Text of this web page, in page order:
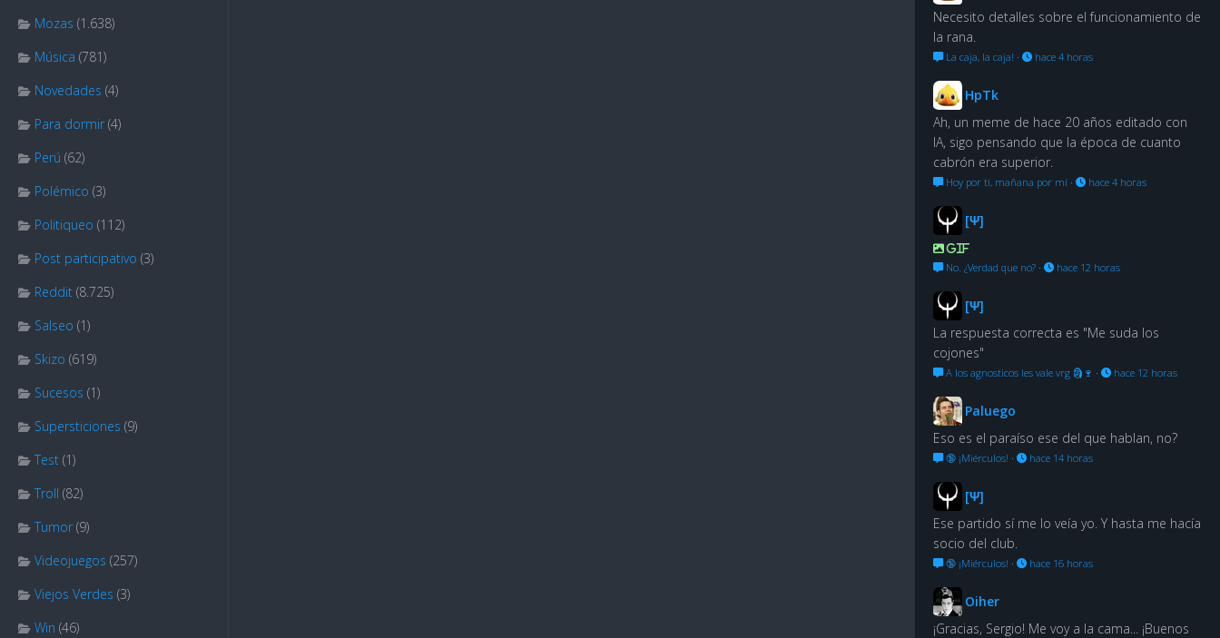
Mozas (1.638)
Música (781)
Novedades (4)
Para dormir (4)
Perú (62)
Polémico (3)
Politiqueo (112)
Post participativo (3)
Reddit (8.725)
Salseo (1)
Skizo (619)
Sucesos (1)
Supersticiones (9)
Test (1)
Troll (82)
Tumor (9)
Videojuegos (257)
Viejos Verdes (3)
Win (46)
Necesito detalles sobre el funcionamiento de
la rana.
La caja, la caja! · hace 4 horas
HpTk
Ah, un meme de hace 20 años editado con
IA, sigo pensando que la época de cuanto
cabrón era superior.
Hoy por ti, mañana por mí · hace 4 horas
[Ψ]
GIF
No. ¿Verdad que no? · hace 12 horas
[Ψ]
La respuesta correcta es "Me suda los
cojones"
A los agnosticos les vale vrg 🗿🍷 · hace 12 horas
Paluego
Eso es el paraíso ese del que hablan, no?
🔞 ¡Miérculos! · hace 14 horas
[Ψ]
Ese partido sí me lo veía yo. Y hasta me hacía
socio del club.
🔞 ¡Miérculos! · hace 16 horas
Oiher
¡Gracias, Sergio! Me voy a la cama... ¡Buenos